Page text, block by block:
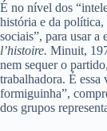
É no nível dos
história e da política,
sociais”, para usar
l’histoire. Minuit,
nem sequer o
trabalhadora. É essa
formiguinha”,
dos grupos